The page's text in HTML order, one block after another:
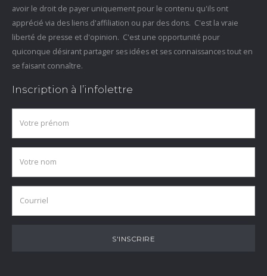
avoir le droit de payer uniquement pour le contenu qu'ils ont
apprécié via des liens d'affiliation ou par des dons. C'est la vraie
liberté de presse et d'opinion. C'est une opportunité pour
quiconque désirant partager ses idées et ses connaissances tout en
se faisant connaître.
Inscription à l’infolettre